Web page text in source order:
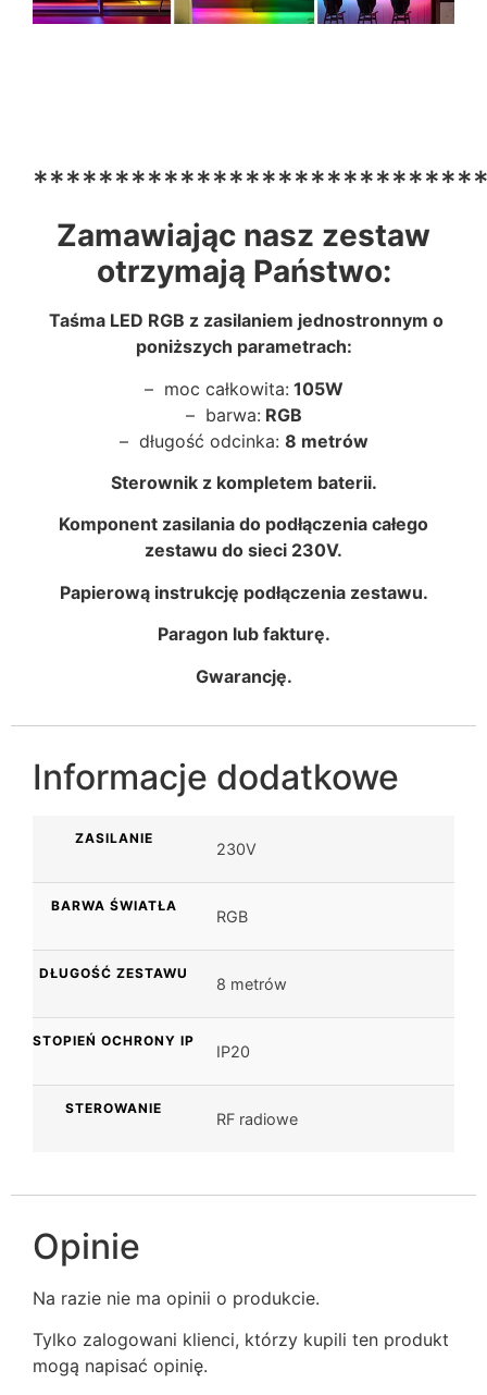
Zamawiając nasz zestaw
otrzymają Państwo:
Taśma LED RGB z zasilaniem jednostronnym o
poniższych parametrach:
– moc całkowita: 105W
– barwa: RGB
– długość odcinka: 8 metrów
Sterownik z kompletem baterii.
Komponent zasilania do podłączenia całego
zestawu do sieci 230V.
Papierową instrukcję podłączenia zestawu.
Paragon lub fakturę.
Gwarancję.
Informacje dodatkowe
ZASILANIE
230V
BARWA ŚWIATŁA
RGB
DŁUGOŚĆ ZESTAWU
8 metrów
STOPIEŃ OCHRONY IP
IP20
STEROWANIE
RF radiowe
Opinie
Na razie nie ma opinii o produkcie.
Tylko zalogowani klienci, którzy kupili ten produkt
mogą napisać opinię.